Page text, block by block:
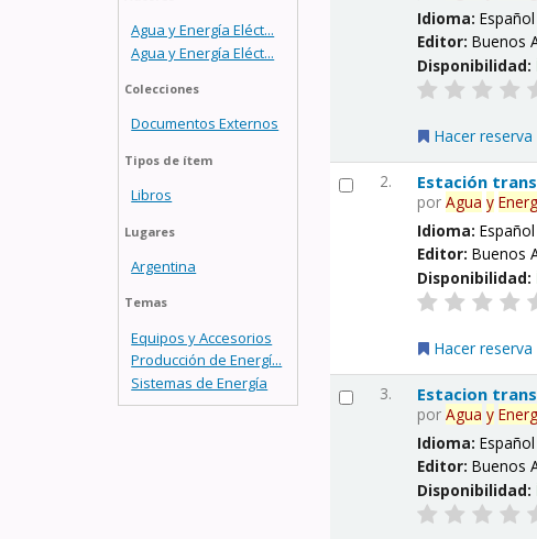
Agua y Energía Eléct...
Agua y Energía Eléct...
Colecciones
Documentos Externos
Tipos de ítem
Libros
Lugares
Argentina
Temas
Equipos y Accesorios
Producción de Energí...
Sistemas de Energía
Idioma:Español
Editor:Buenos
Disponibilidad:
Hacer reserva
2. Estación
porAgua y
Idioma:Español
Editor:Buenos
Disponibilidad:
Hacer reserva
3. Estacion
porAgua y
Idioma:Español
Editor:Buenos
Disponibilidad: